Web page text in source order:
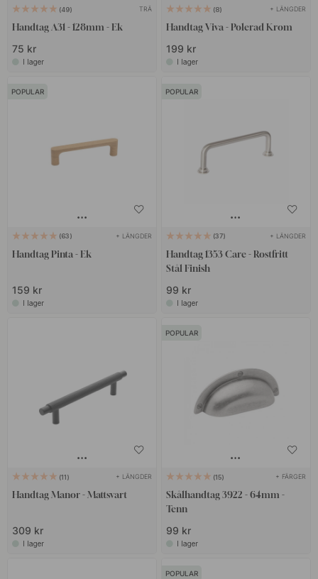
49 TRÄ
Handtag A31 - 128mm - Ek
75 kr
I lager
8 + LÄNGDER
Handtag Viva - Polerad Krom
199 kr
I lager
POPULAR
63 + LÄNGDER
Handtag Pinta - Ek
159 kr
I lager
POPULAR
37 + LÄNGDER
Handtag 1353 Care - Rostfritt
Stål Finish
99 kr
I lager
11 + LÄNGDER
Handtag Manor - Mattsvart
309 kr
I lager
POPULAR
15 + FÄRGER
Skålhandtag 3922 - 64mm -
Tenn
99 kr
I lager
POPULAR